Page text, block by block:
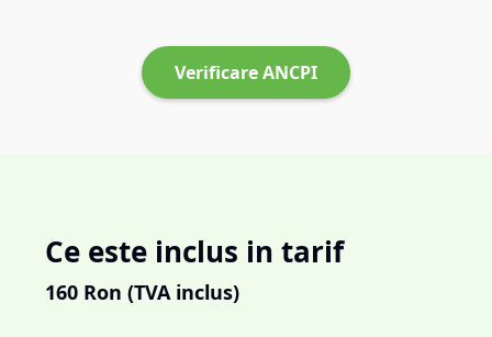
Verificare ANCPI
Ce este inclus in tarif
160 Ron (TVA inclus)